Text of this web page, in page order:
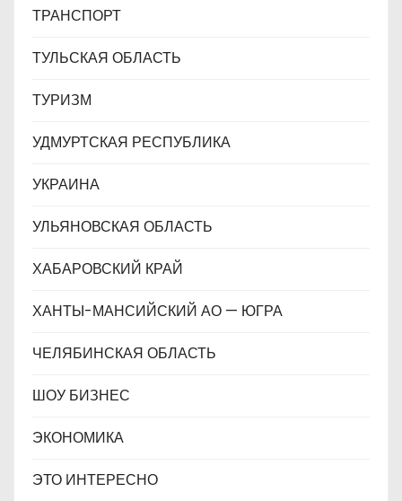
ТРАНСПОРТ
ТУЛЬСКАЯ ОБЛАСТЬ
ТУРИЗМ
УДМУРТСКАЯ РЕСПУБЛИКА
УКРАИНА
УЛЬЯНОВСКАЯ ОБЛАСТЬ
ХАБАРОВСКИЙ КРАЙ
ХАНТЫ-МАНСИЙСКИЙ АО — ЮГРА
ЧЕЛЯБИНСКАЯ ОБЛАСТЬ
ШОУ БИЗНЕС
ЭКОНОМИКА
ЭТО ИНТЕРЕСНО